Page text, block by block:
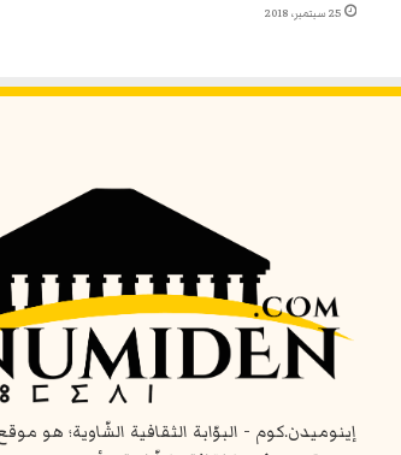
25 سبتمبر، 2018
إينوميدن.كوم - البوّابة الثقافية الشّاوية؛ هو